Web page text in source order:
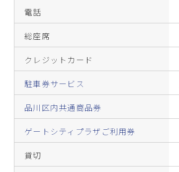
電話
総座席
クレジットカード
駐車券サービス
品川区内共通商品券
ゲートシティプラザご利用券
貸切